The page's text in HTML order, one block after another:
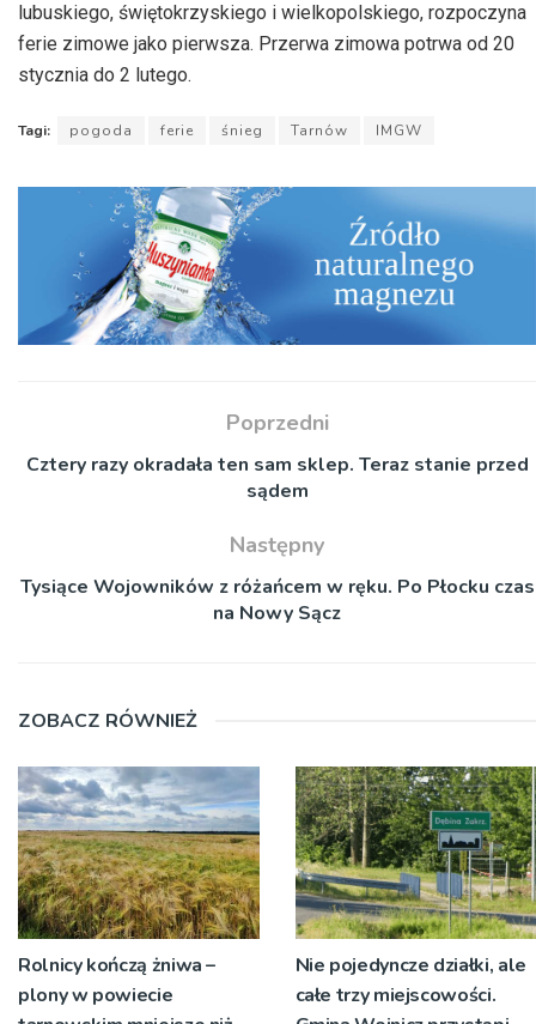
lubuskiego, świętokrzyskiego i wielkopolskiego, rozpoczyna
ferie zimowe jako pierwsza. Przerwa zimowa potrwa od 20
stycznia do 2 lutego.
Tagi: pogoda ferie śnieg Tarnów IMGW
Poprzedni
Cztery razy okradała ten sam sklep. Teraz stanie przed
sądem
Następny
Tysiące Wojowników z różańcem w ręku. Po Płocku czas
na Nowy Sącz
ZOBACZ RÓWNIEŻ
Rolnicy kończą żniwa –
plony w powiecie
Nie pojedyncze działki, ale
całe trzy miejscowości.